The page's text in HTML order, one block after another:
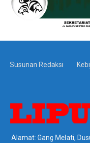
Susunan Redaksi
Alamat: Gang Melati,